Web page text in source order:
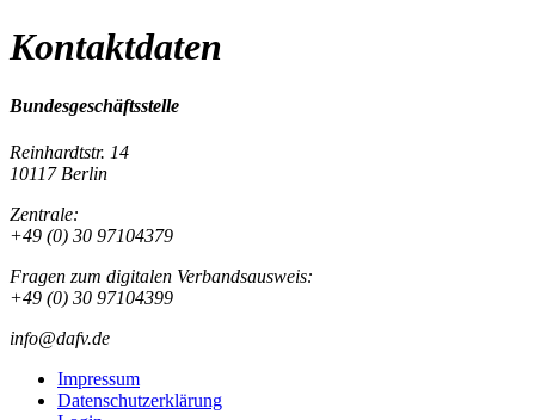
Kontaktdaten
Bundesgeschäftsstelle
Reinhardtstr. 14
10117 Berlin
Zentrale:
+49 (0) 30 97104379
Fragen zum digitalen Verbandsausweis:
+49 (0) 30 97104399
info@dafv.de
Impressum
Datenschutzerklärung